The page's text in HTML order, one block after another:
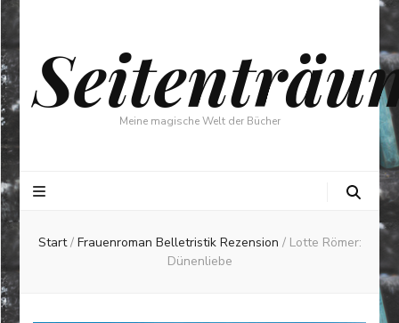
Meine magische Welt der Bücher
Start / Frauenroman Belletristik Rezension / Lotte Römer:
Dünenliebe